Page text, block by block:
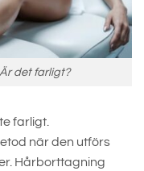
det farligt?
farligt.
när den utförs
Hårborttagning